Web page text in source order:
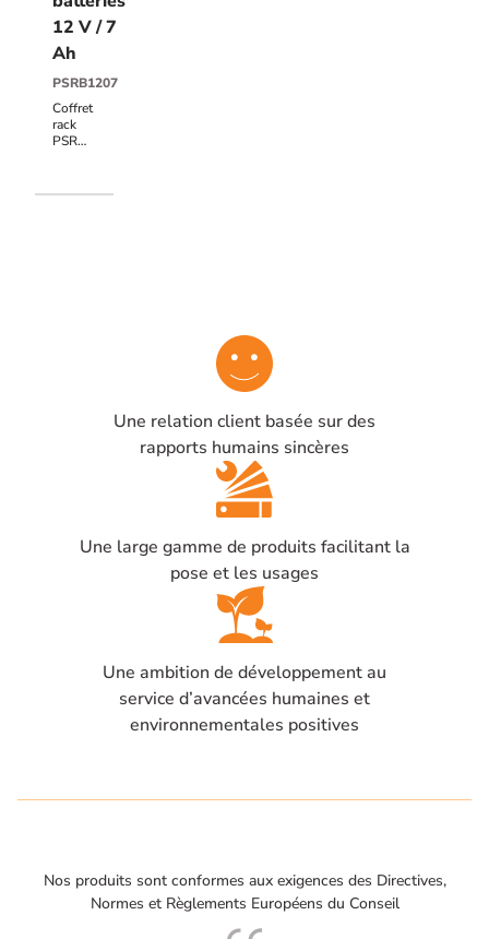
12 V / 7
Ah
PSRB1207
Coffret
rack
PSR
batteries
Une relation client basée sur des
rapports humains sincères
Une large gamme de produits facilitant la
pose et les usages
Une ambition de développement au
service d’avancées humaines et
environnementales positives
Nos produits sont conformes aux exigences des Directives,
Normes et Règlements Européens du Conseil